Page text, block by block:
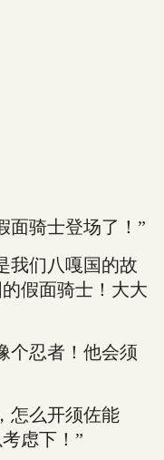
骑士登场了！”
们八嘎国的故
假面骑士！大大
忍者！他会须
么开须佐能
虑下！”